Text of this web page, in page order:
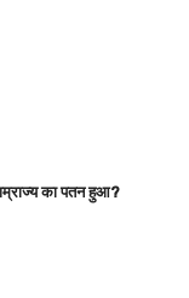
का पतन हुआ?